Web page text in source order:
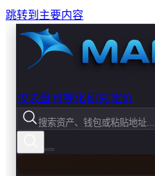
跳转到主要内容
仪表盘可视化研究定价
搜索资产、钱包或粘贴地址...